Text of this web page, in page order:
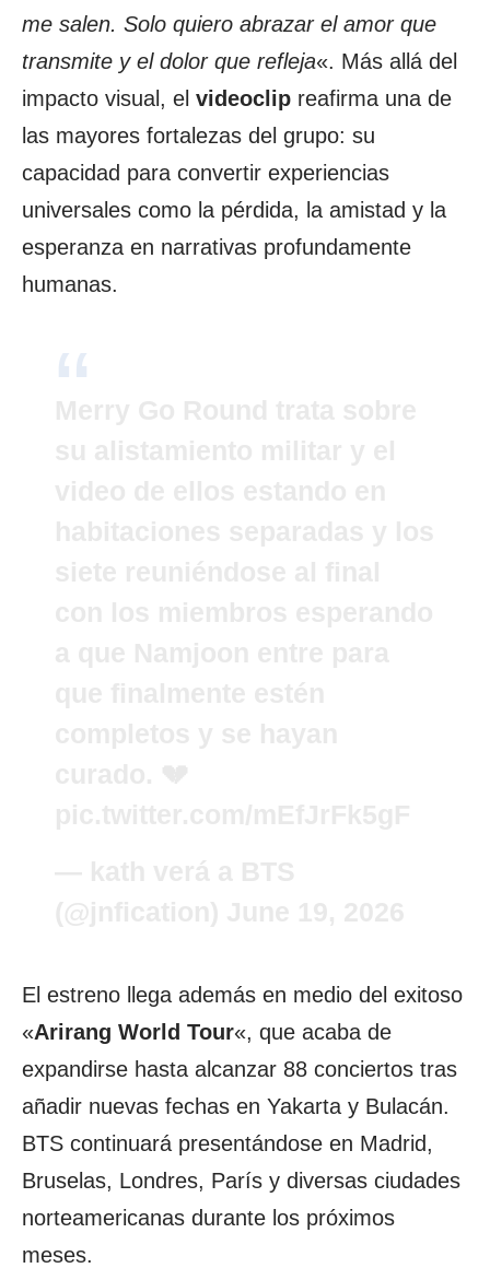
me salen. Solo quiero abrazar el amor que
transmite y el dolor que refleja«. Más allá del
impacto visual, el videoclip reafirma una de
las mayores fortalezas del grupo: su
capacidad para convertir experiencias
universales como la pérdida, la amistad y la
esperanza en narrativas profundamente
humanas.
El estreno llega además en medio del exitoso
«Arirang World Tour«, que acaba de
expandirse hasta alcanzar 88 conciertos tras
añadir nuevas fechas en Yakarta y Bulacán.
BTS continuará presentándose en Madrid,
Bruselas, Londres, París y diversas ciudades
norteamericanas durante los próximos
meses.